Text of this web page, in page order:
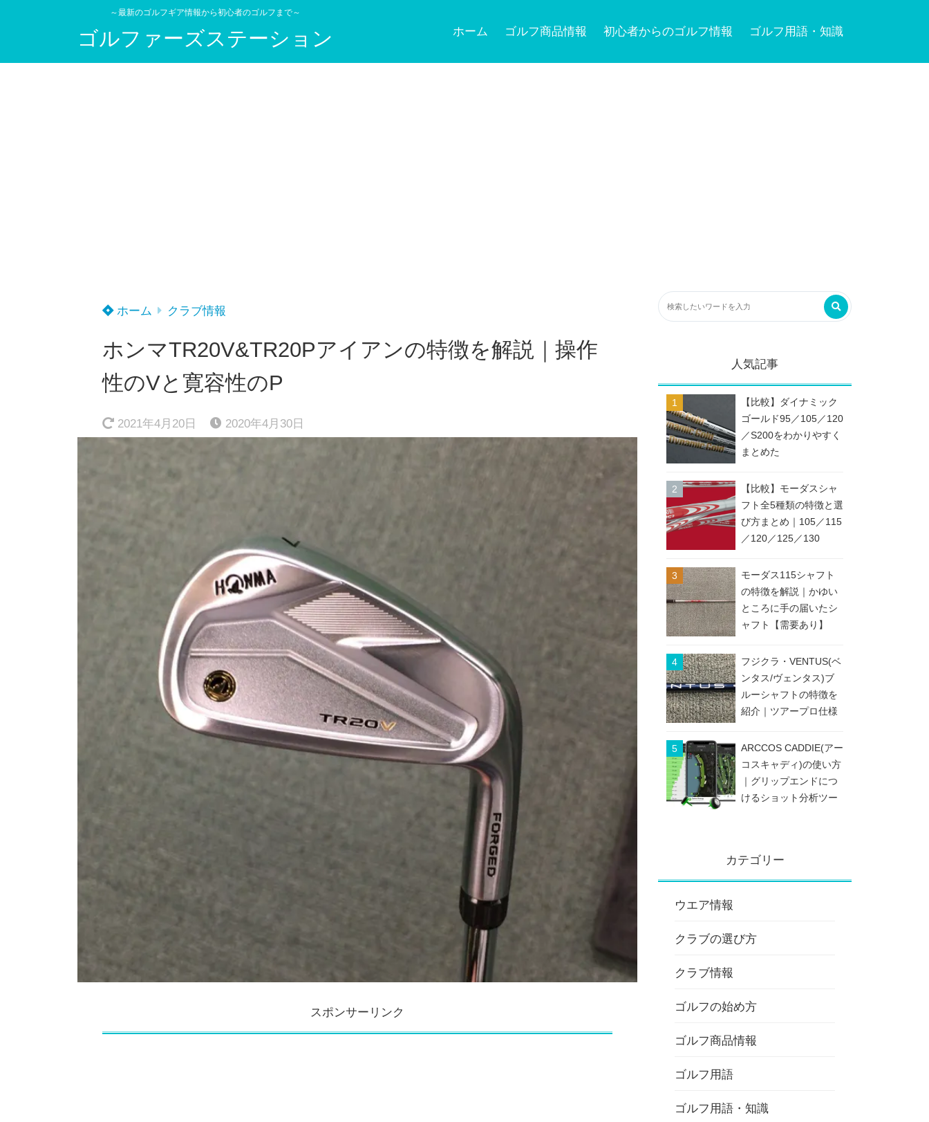
～最新のゴルフギア情報から初心者のゴルフまで～
ゴルファーズステーション ホーム ゴルフ商品情報 初心者からのゴルフ情報 ゴルフ用語・知識
ホーム クラブ情報
ホンマTR20V&TR20Pアイアンの特徴を解説｜操作
性のVと寛容性のP
2021年4月20日 2020年4月30日
スポンサーリンク
人気記事
【比較】ダイナミック
ゴールド95／105／120
／S200をわかりやすく
まとめた
【比較】モーダスシャ
フト全5種類の特徴と選
び方まとめ｜105／115
／120／125／130
モーダス115シャフト
の特徴を解説｜かゆい
ところに手の届いたシ
ャフト【需要あり】
フジクラ・VENTUS(ベ
ンタス/ヴェンタス)ブ
ルーシャフトの特徴を
紹介｜ツアープロ仕様
ARCCOS CADDIE(アー
コスキャディ)の使い方
｜グリップエンドにつ
けるショット分析ツー
カテゴリー
ウエア情報
クラブの選び方
クラブ情報
ゴルフの始め方
ゴルフ商品情報
ゴルフ用語
ゴルフ用語・知識